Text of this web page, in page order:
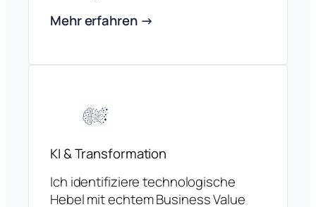
Mehr erfahren →
KI & Transformation
Ich identifiziere technologische
Hebel mit echtem Business Value